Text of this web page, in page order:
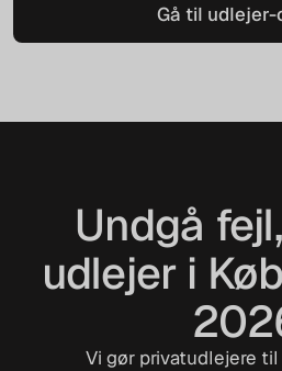
Gå til udlejer-
Gå til udlejer-
Undgå
udlejer i
Vi gør privatudlejere